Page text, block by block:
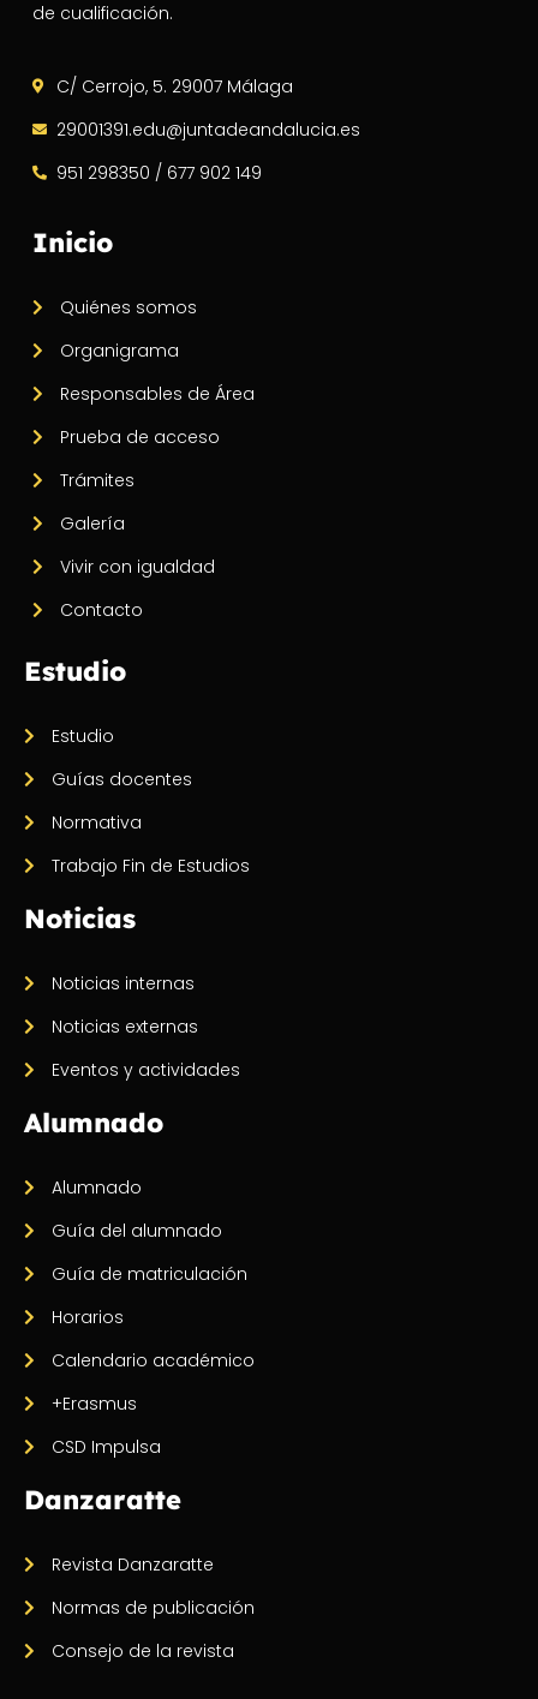
de cualificación.
C/ Cerrojo, 5. 29007 Málaga
29001391.edu@juntadeandalucia.es
951 298350 / 677 902 149
Inicio
Quiénes somos
Organigrama
Responsables de Área
Prueba de acceso
Trámites
Galería
Vivir con igualdad
Contacto
Estudio
Estudio
Guías docentes
Normativa
Trabajo Fin de Estudios
Noticias
Noticias internas
Noticias externas
Eventos y actividades
Alumnado
Alumnado
Guía del alumnado
Guía de matriculación
Horarios
Calendario académico
+Erasmus
CSD Impulsa
Danzaratte
Revista Danzaratte
Normas de publicación
Consejo de la revista